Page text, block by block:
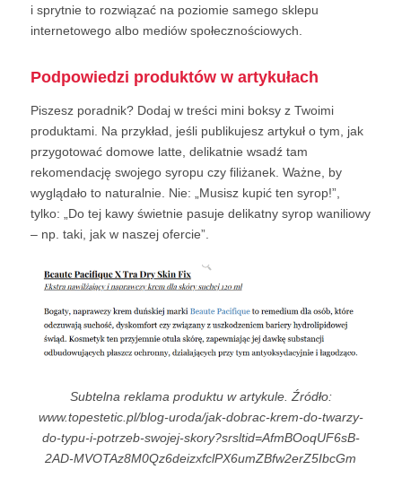
i sprytnie to rozwiązać na poziomie samego sklepu
internetowego albo mediów społecznościowych.
Podpowiedzi produktów w artykułach
Piszesz poradnik? Dodaj w treści mini boksy z Twoimi
produktami. Na przykład, jeśli publikujesz artykuł o tym, jak
przygotować domowe latte, delikatnie wsadź tam
rekomendację swojego syropu czy filiżanek. Ważne, by
wyglądało to naturalnie. Nie: „Musisz kupić ten syrop!”,
tylko: „Do tej kawy świetnie pasuje delikatny syrop waniliowy
– np. taki, jak w naszej ofercie”.
Subtelna reklama produktu w artykule. Źródło:
www.topestetic.pl/blog-uroda/jak-dobrac-krem-do-twarzy-
do-typu-i-potrzeb-swojej-skory?srsltid=AfmBOoqUF6sB-
2AD-MVOTAz8M0Qz6deizxfclPX6umZBfw2erZ5IbcGm